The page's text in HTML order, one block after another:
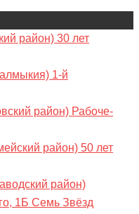
район) 30 лет
1-й
район) Рабоче-
район) 50 лет
район)
1Б Семь Звёзд